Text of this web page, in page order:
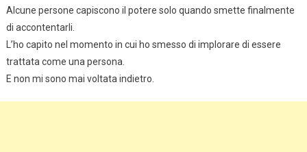
Alcune persone capiscono il potere solo quando smette finalmente
di accontentarli.
L’ho capito nel momento in cui ho smesso di implorare di essere
trattata come una persona.
E non mi sono mai voltata indietro.